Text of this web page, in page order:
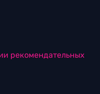
рекомендательных